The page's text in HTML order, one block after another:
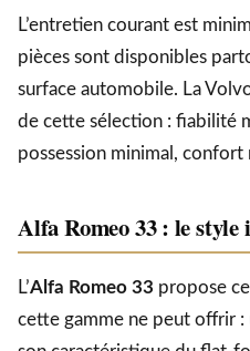
L’entretien courant est
pièces sont disponibles
surface automobile. La
de cette sélection : fiabilité
possession minimal,
Alfa Romeo 33 : le
L’Alfa Romeo 33 propose
cette gamme ne peut offrir :